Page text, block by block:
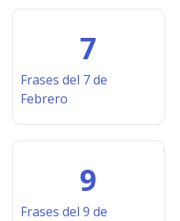
7
Frases del 7 de
Febrero
9
Frases del 9 de